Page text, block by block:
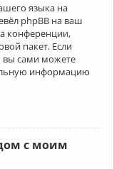
языка на
phpBB на ваш
конференции,
пакет. Если
вы сами можете
информацию
с моим